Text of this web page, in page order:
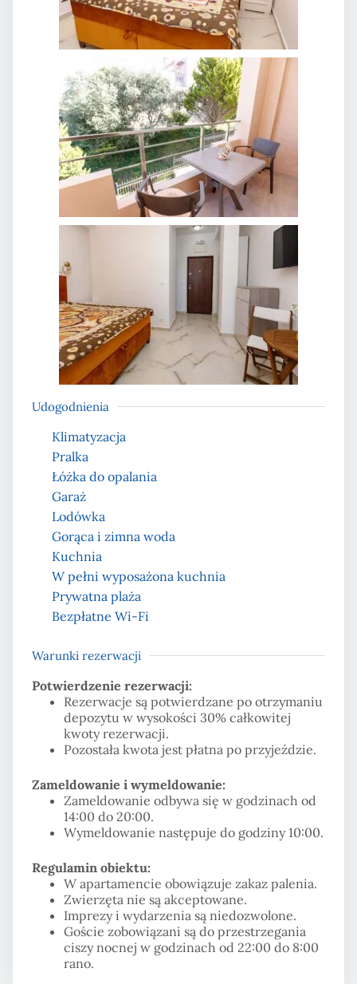
Udogodnienia
Klimatyzacja
Pralka
Łóżka do opalania
Garaż
Lodówka
Gorąca i zimna woda
Kuchnia
W pełni wyposażona kuchnia
Prywatna plaża
Bezpłatne Wi-Fi
Warunki rezerwacji
Potwierdzenie rezerwacji:
Rezerwacje są potwierdzane po otrzymaniu
depozytu w wysokości 30% całkowitej
kwoty rezerwacji.
Pozostała kwota jest płatna po przyjeździe.
Zameldowanie i wymeldowanie:
Zameldowanie odbywa się w godzinach od
14:00 do 20:00.
Wymeldowanie następuje do godziny 10:00.
Regulamin obiektu:
W apartamencie obowiązuje zakaz palenia.
Zwierzęta nie są akceptowane.
Imprezy i wydarzenia są niedozwolone.
Goście zobowiązani są do przestrzegania
ciszy nocnej w godzinach od 22:00 do 8:00
rano.